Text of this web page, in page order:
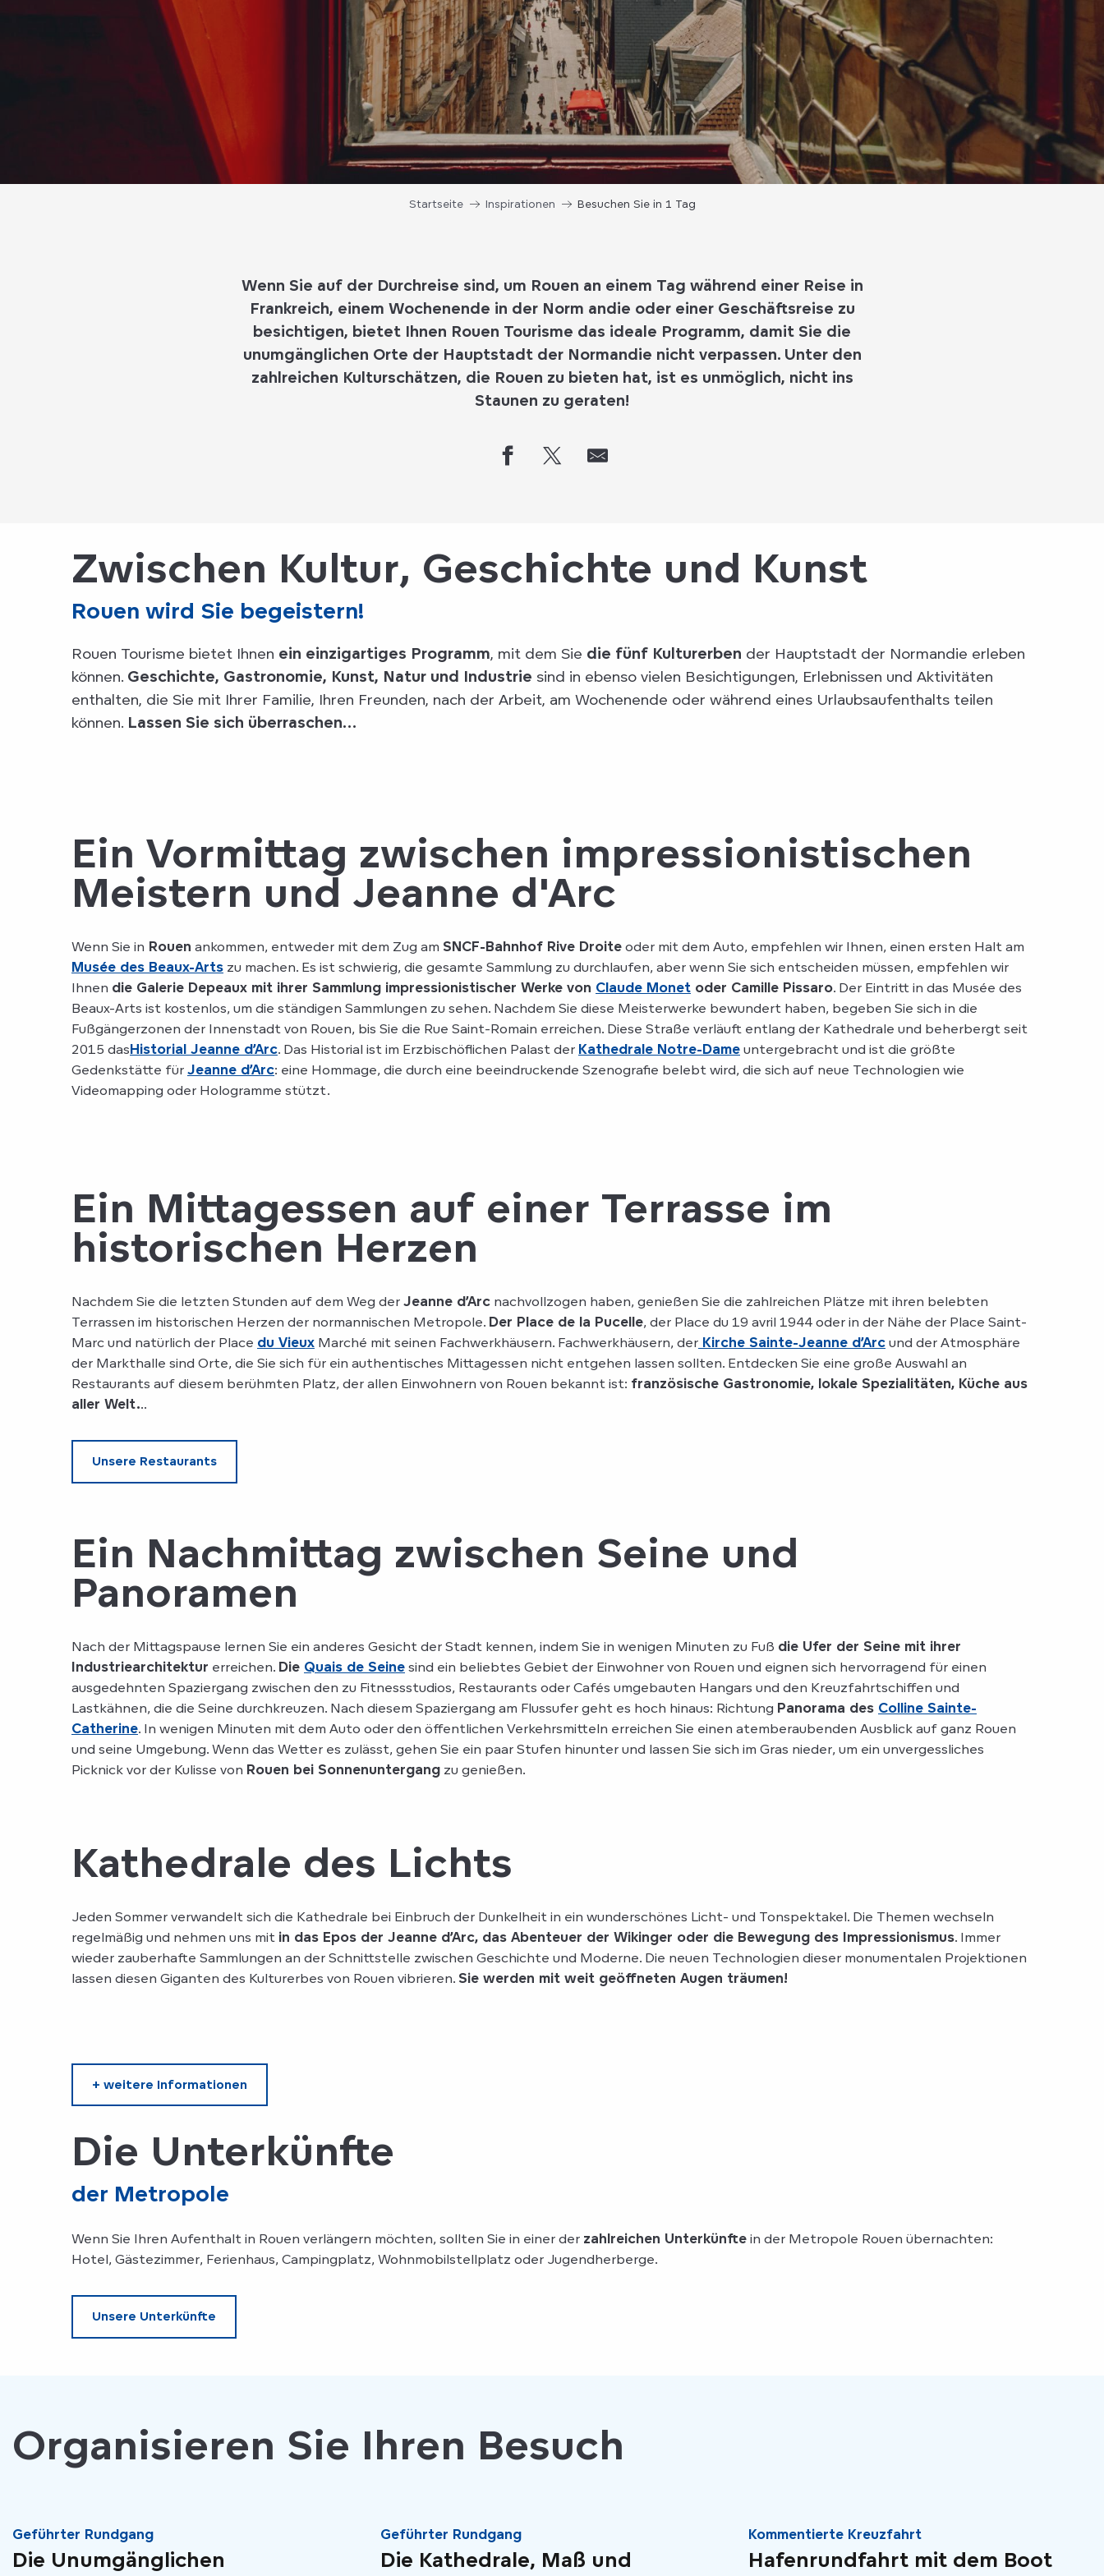
Startseite Inspirationen Besuchen Sie in 1 Tag
Wenn Sie auf der Durchreise sind, um Rouen an einem Tag während einer Reise in
Frankreich, einem Wochenende in der Norm andie oder einer Geschäftsreise zu
besichtigen, bietet Ihnen Rouen Tourisme das ideale Programm, damit Sie die
unumgänglichen Orte der Hauptstadt der Normandie nicht verpassen. Unter den
zahlreichen Kulturschätzen, die Rouen zu bieten hat, ist es unmöglich, nicht ins
Staunen zu geraten!
Zwischen Kultur, Geschichte und Kunst
Rouen wird Sie begeistern!
Rouen Tourisme bietet Ihnen ein einzigartiges Programm, mit dem Sie die fünf Kulturerben der Hauptstadt der Normandie erleben
können. Geschichte, Gastronomie, Kunst, Natur und Industrie sind in ebenso vielen Besichtigungen, Erlebnissen und Aktivitäten
enthalten, die Sie mit Ihrer Familie, Ihren Freunden, nach der Arbeit, am Wochenende oder während eines Urlaubsaufenthalts teilen
können. Lassen Sie sich überraschen…
Ein Vormittag zwischen impressionistischen
Meistern und Jeanne d'Arc
Wenn Sie in Rouen ankommen, entweder mit dem Zug am SNCF-Bahnhof Rive Droite oder mit dem Auto, empfehlen wir Ihnen, einen ersten Halt am
Musée des Beaux-Arts zu machen. Es ist schwierig, die gesamte Sammlung zu durchlaufen, aber wenn Sie sich entscheiden müssen, empfehlen wir
Ihnen die Galerie Depeaux mit ihrer Sammlung impressionistischer Werke von Claude Monet oder Camille Pissaro. Der Eintritt in das Musée des
Beaux-Arts ist kostenlos, um die ständigen Sammlungen zu sehen. Nachdem Sie diese Meisterwerke bewundert haben, begeben Sie sich in die
Fußgängerzonen der Innenstadt von Rouen, bis Sie die Rue Saint-Romain erreichen. Diese Straße verläuft entlang der Kathedrale und beherbergt seit
2015 dasHistorial Jeanne d’Arc. Das Historial ist im Erzbischöflichen Palast der Kathedrale Notre-Dame untergebracht und ist die größte
Gedenkstätte für Jeanne d’Arc: eine Hommage, die durch eine beeindruckende Szenografie belebt wird, die sich auf neue Technologien wie
Videomapping oder Hologramme stützt.
Ein Mittagessen auf einer Terrasse im
historischen Herzen
Nachdem Sie die letzten Stunden auf dem Weg der Jeanne d’Arc nachvollzogen haben, genießen Sie die zahlreichen Plätze mit ihren belebten
Terrassen im historischen Herzen der normannischen Metropole. Der Place de la Pucelle, der Place du 19 avril 1944 oder in der Nähe der Place Saint-
Marc und natürlich der Place du Vieux Marché mit seinen Fachwerkhäusern. Fachwerkhäusern, der Kirche Sainte-Jeanne d’Arc und der Atmosphäre
der Markthalle sind Orte, die Sie sich für ein authentisches Mittagessen nicht entgehen lassen sollten. Entdecken Sie eine große Auswahl an
Restaurants auf diesem berühmten Platz, der allen Einwohnern von Rouen bekannt ist: französische Gastronomie, lokale Spezialitäten, Küche aus
aller Welt...
Unsere Restaurants
Ein Nachmittag zwischen Seine und
Panoramen
Nach der Mittagspause lernen Sie ein anderes Gesicht der Stadt kennen, indem Sie in wenigen Minuten zu Fuß die Ufer der Seine mit ihrer
Industriearchitektur erreichen. Die Quais de Seine sind ein beliebtes Gebiet der Einwohner von Rouen und eignen sich hervorragend für einen
ausgedehnten Spaziergang zwischen den zu Fitnessstudios, Restaurants oder Cafés umgebauten Hangars und den Kreuzfahrtschiffen und
Lastkähnen, die die Seine durchkreuzen. Nach diesem Spaziergang am Flussufer geht es hoch hinaus: Richtung Panorama des Colline Sainte-
Catherine. In wenigen Minuten mit dem Auto oder den öffentlichen Verkehrsmitteln erreichen Sie einen atemberaubenden Ausblick auf ganz Rouen
und seine Umgebung. Wenn das Wetter es zulässt, gehen Sie ein paar Stufen hinunter und lassen Sie sich im Gras nieder, um ein unvergessliches
Picknick vor der Kulisse von Rouen bei Sonnenuntergang zu genießen.
Kathedrale des Lichts
Jeden Sommer verwandelt sich die Kathedrale bei Einbruch der Dunkelheit in ein wunderschönes Licht- und Tonspektakel. Die Themen wechseln
regelmäßig und nehmen uns mit in das Epos der Jeanne d’Arc, das Abenteuer der Wikinger oder die Bewegung des Impressionismus. Immer
wieder zauberhafte Sammlungen an der Schnittstelle zwischen Geschichte und Moderne. Die neuen Technologien dieser monumentalen Projektionen
lassen diesen Giganten des Kulturerbes von Rouen vibrieren. Sie werden mit weit geöffneten Augen träumen!
+ weitere Informationen
Die Unterkünfte
der Metropole
Wenn Sie Ihren Aufenthalt in Rouen verlängern möchten, sollten Sie in einer der zahlreichen Unterkünfte in der Metropole Rouen übernachten:
Hotel, Gästezimmer, Ferienhaus, Campingplatz, Wohnmobilstellplatz oder Jugendherberge.
Unsere Unterkünfte
Organisieren Sie Ihren Besuch
Geführter Rundgang
Die Unumgänglichen
Geführter Rundgang
Die Kathedrale, Maß und
Kommentierte Kreuzfahrt
Hafenrundfahrt mit dem Boot